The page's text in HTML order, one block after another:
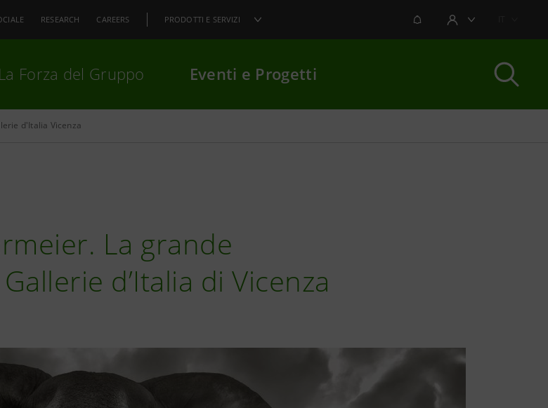
RESEARCH CAREERS PRODOTTI E SERVIZI NOTIFICHEAREA UTENTE
La Forza del Gruppo Eventi e Progetti
d'Italia Vicenza
La grande
d’Italia di Vicenza